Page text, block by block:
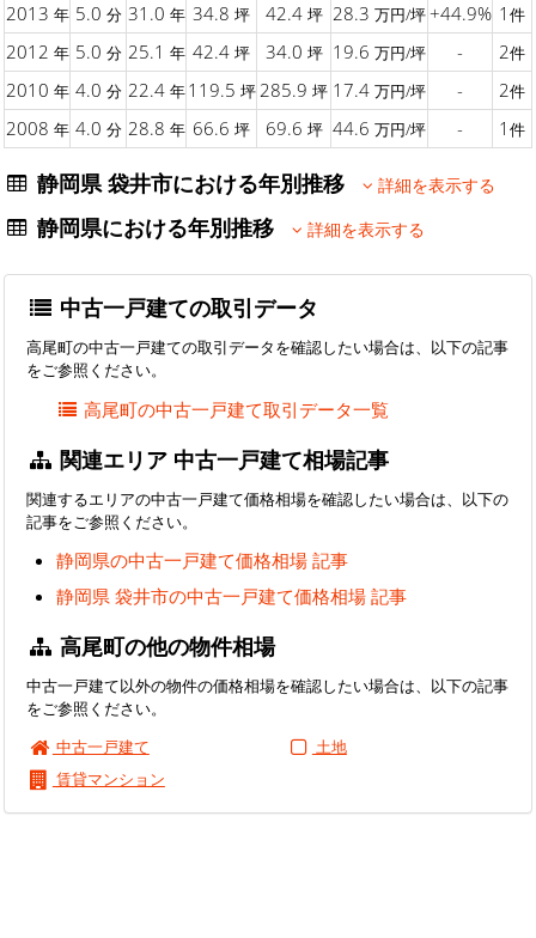
2013 年 5.0 分 31.0 年 34.8 坪 42.4 坪 28.3 万円/坪+44.9% 1 件
2012 年 5.0 分 25.1 年 42.4 坪 34.0 坪 19.6 万円/坪 - 2件
2010 年 4.0 分 22.4 年119.5 坪285.9 坪 17.4 万円/坪 - 2件
2008 年 4.0 分 28.8 年 66.6 坪 69.6 坪 44.6 万円/坪 - 1 件
静岡県 袋井市における年別推移 詳細を表示する
静岡県における年別推移 詳細を表示する
中古一戸建ての取引データ
高尾町の中古一戸建ての取引データを確認したい場合は、以下の記事
をご参照ください。
高尾町の中古一戸建て取引データ一覧
関連エリア 中古一戸建て相場記事
関連するエリアの中古一戸建て価格相場を確認したい場合は、以下の
記事をご参照ください。
静岡県の中古一戸建て価格相場 記事
静岡県 袋井市の中古一戸建て価格相場 記事
高尾町の他の物件相場
中古一戸建て以外の物件の価格相場を確認したい場合は、以下の記事
をご参照ください。
中古一戸建て
土地
賃貸マンション